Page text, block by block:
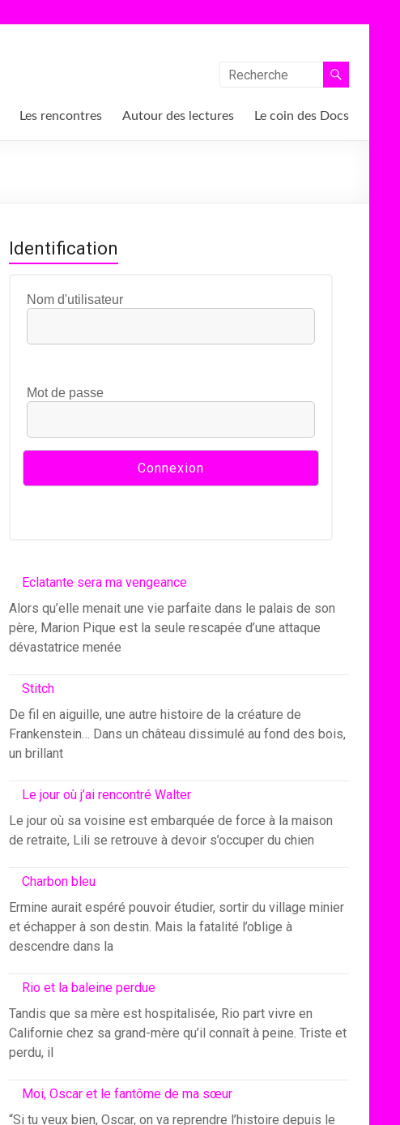
Les rencontres Autour des lectures Le coin des Docs
Identification
Nom d'utilisateur
Mot de passe
Eclatante sera ma vengeance
Alors qu’elle menait une vie parfaite dans le palais de son
père, Marion Pique est la seule rescapée d’une attaque
dévastatrice menée
Stitch
De fil en aiguille, une autre histoire de la créature de
Frankenstein… Dans un château dissimulé au fond des bois,
un brillant
Le jour où j’ai rencontré Walter
Le jour où sa voisine est embarquée de force à la maison
de retraite, Lili se retrouve à devoir s’occuper du chien
Charbon bleu
Ermine aurait espéré pouvoir étudier, sortir du village minier
et échapper à son destin. Mais la fatalité l’oblige à
descendre dans la
Rio et la baleine perdue
Tandis que sa mère est hospitalisée, Rio part vivre en
Californie chez sa grand-mère qu’il connaît à peine. Triste et
perdu, il
Moi, Oscar et le fantôme de ma sœur
“Si tu veux bien, Oscar, on va reprendre l’histoire depuis le